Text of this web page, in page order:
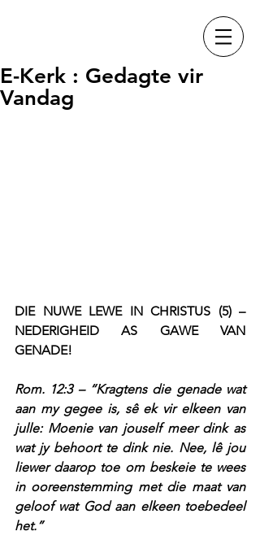
E-Kerk : Gedagte vir
Vandag
DIE NUWE LEWE IN CHRISTUS (5) –
NEDERIGHEID AS GAWE VAN
GENADE!
Rom. 12:3 – “Kragtens die genade wat
aan my gegee is, sê ek vir elkeen van
julle: Moenie van jouself meer dink as
wat jy behoort te dink nie. Nee, lê jou
liewer daarop toe om beskeie te wees
in ooreenstemming met die maat van
geloof wat God aan elkeen toebedeel
het.”